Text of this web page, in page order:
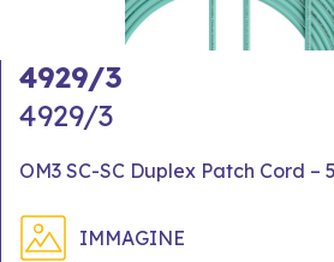
4929/3
4929/3
OM3 SC-SC Duplex Patch Cord –
IMMAGINE